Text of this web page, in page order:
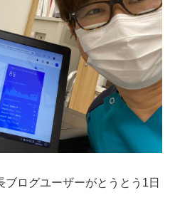
ブログユーザーがとうとう1日